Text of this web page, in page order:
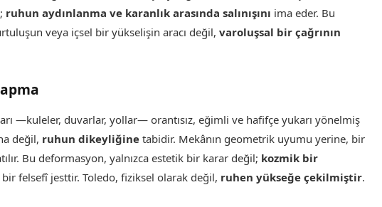
ruhun aydınlanma ve karanlık arasında salınışını ima eder. Bu
veya içsel bir yükselişin aracı değil,varoluşsal bir çağrının
—kuleler, duvarlar, yollar— orantısız, eğimli ve hafifçe yukarı yönelmiş
değil, ruhun dikeyliğine tabidir. Mekânın geometrik uyumu yerine, bir
Bu deformasyon, yalnızca estetik bir karar değil; kozmik bir
bir felsefî jesttir. Toledo, fiziksel olarak değil, ruhen yükseğe çekilmiştir.